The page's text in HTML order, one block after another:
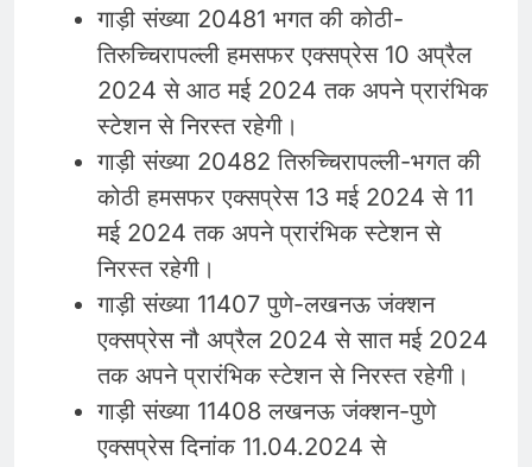
गाड़ी संख्या 20481 भगत की कोठी-
तिरुच्चिरापल्ली हमसफर एक्सप्रेस 10 अप्रैल
2024 से आठ मई 2024 तक अपने प्रारंभिक
स्टेशन से निरस्त रहेगी।
गाड़ी संख्या 20482 तिरुच्चिरापल्ली-भगत की
कोठी हमसफर एक्सप्रेस 13 मई 2024 से 11
मई 2024 तक अपने प्रारंभिक स्टेशन से
निरस्त रहेगी।
गाड़ी संख्या 11407 पुणे-लखनऊ जंक्शन
एक्सप्रेस नौ अप्रैल 2024 से सात मई 2024
तक अपने प्रारंभिक स्टेशन से निरस्त रहेगी।
गाड़ी संख्या 11408 लखनऊ जंक्शन-पुणे
एक्सप्रेस दिनांक 11.04.2024 से